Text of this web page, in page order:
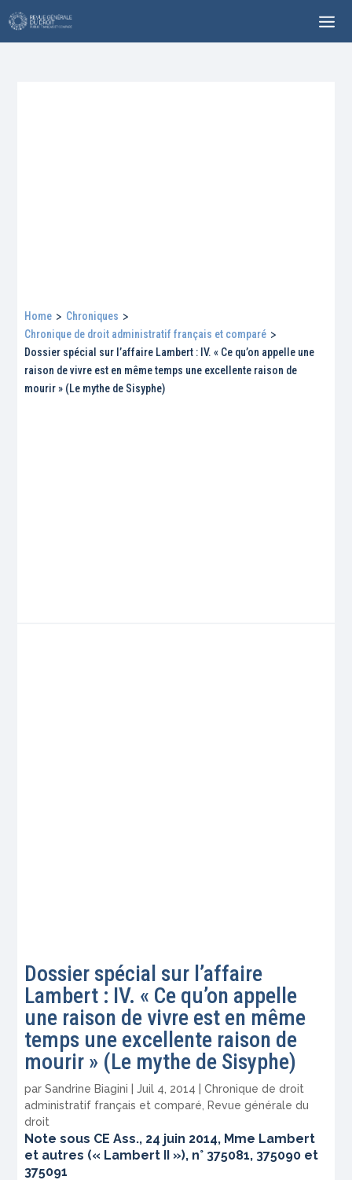
Home > Chroniques >
Chronique de droit administratif français et comparé >
Dossier spécial sur l’affaire Lambert : IV. « Ce qu’on appelle une
raison de vivre est en même temps une excellente raison de
mourir » (Le mythe de Sisyphe)
Dossier spécial sur l’affaire
Lambert : IV. « Ce qu’on appelle
une raison de vivre est en même
temps une excellente raison de
mourir » (Le mythe de Sisyphe)
parSandrine Biagini |Juil 4, 2014 |Chronique de droit
administratif français et comparé ,Revue générale du
droit
Note sous CE Ass., 24 juin 2014, Mme Lambert
et autres (« Lambert II »), n° 375081, 375090 et
375091